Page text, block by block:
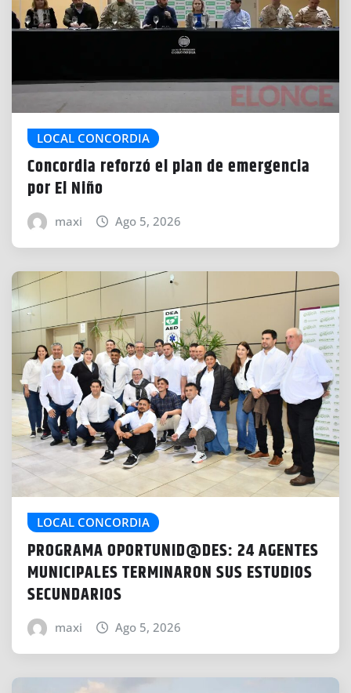
LOCAL CONCORDIA
Concordia reforzó el plan de emergencia
por El Niño
maxi Ago 5, 2026
LOCAL CONCORDIA
PROGRAMA OPORTUNID@DES: 24 AGENTES
MUNICIPALES TERMINARON SUS ESTUDIOS
SECUNDARIOS
maxi Ago 5, 2026